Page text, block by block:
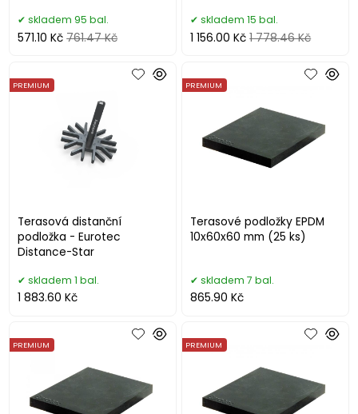
skladem 95 bal.
571.10 Kč 761.47 Kč
skladem 15 bal.
1 156.00 Kč 1 778.46 Kč
Terasová distanční
podložka - Eurotec
Distance-Star
PREMIUM
skladem 1 bal.
1 883.60 Kč
Terasové podložky EPDM
10x60x60 mm (25 ks)
PREMIUM
skladem 7 bal.
865.90 Kč
PREMIUM PREMIUM